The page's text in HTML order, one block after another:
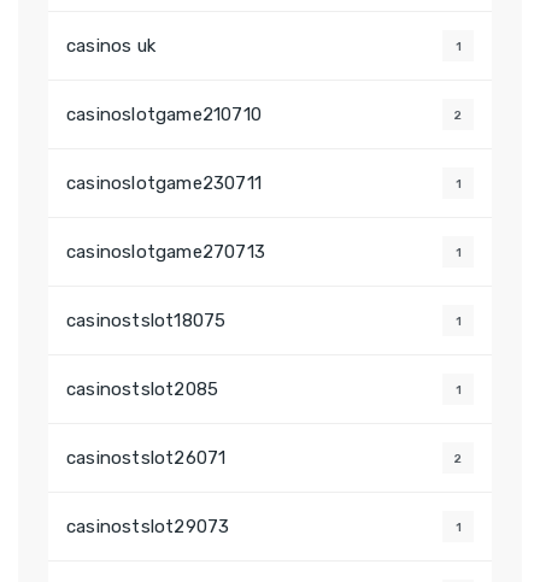
casinos uk 1
casinoslotgame210710 2
casinoslotgame230711 1
casinoslotgame270713 1
casinostslot18075 1
casinostslot2085 1
casinostslot26071 2
casinostslot29073 1